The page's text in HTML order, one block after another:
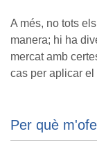
A més, no tots
manera; hi ha
mercat amb
cas per aplicar el
Per què